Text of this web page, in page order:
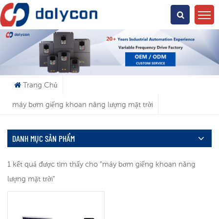
Bạn Đang Tìm Kiếm Cái Gì?
Trang Chủ
máy bơm giếng khoan năng lượng mặt trời
DANH MỤC SẢN PHẨM
1 kết quả được tìm thấy cho "máy bơm giếng khoan năng
lượng mặt trời"